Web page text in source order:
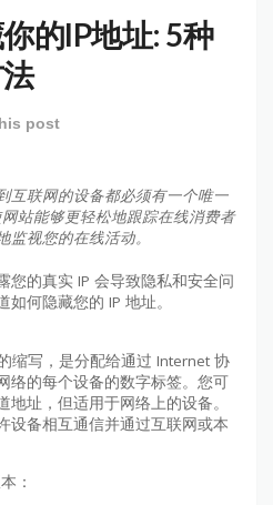
的IP地址: 5种
post
互联网的设备都必须有一个唯一
站能够更轻松地跟踪在线消费者
视您的在线活动。
您的真实 IP 会导致隐私和安全问
何隐藏您的 IP 地址。
缩写，是分配给通过 Internet 协
络的每个设备的数字标签。您可
址，但适用于网络上的设备。
设备相互通信并通过互联网或本
：